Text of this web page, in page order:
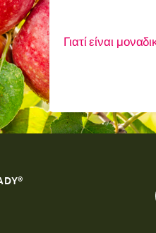
Γιατί είναι